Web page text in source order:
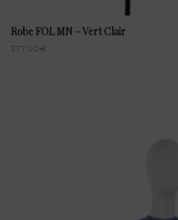
Robe FOL MN – Vert Clair
377.00€